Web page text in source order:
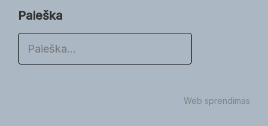
Paieška
P
i
Web sprendimas